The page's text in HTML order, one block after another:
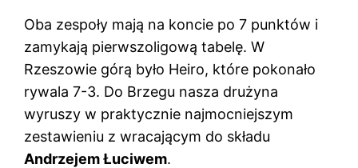
Oba zespoły mają na koncie po 7 punktów i
zamykają pierwszoligową tabelę. W
Rzeszowie górą było Heiro, które pokonało
rywala 7-3. Do Brzegu nasza drużyna
wyruszy w praktycznie najmocniejszym
zestawieniu z wracającym do składu
Andrzejem Łuciwem.